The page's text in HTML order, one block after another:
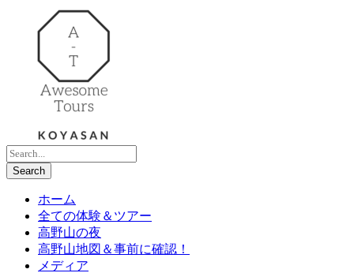
ホーム
全ての体験＆ツアー
高野山の夜
高野山地図＆事前に確認！
メディア